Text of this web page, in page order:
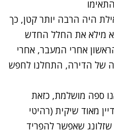
היה הרבה יותר קטן, כך
מילא את החלל החדש
אחרי המעבר, אחרי
של הדירה, התחלנו לחפש
ספה מושלמת, כזאת
מאוד שיקית (רהיטי
שאפשר להפריד